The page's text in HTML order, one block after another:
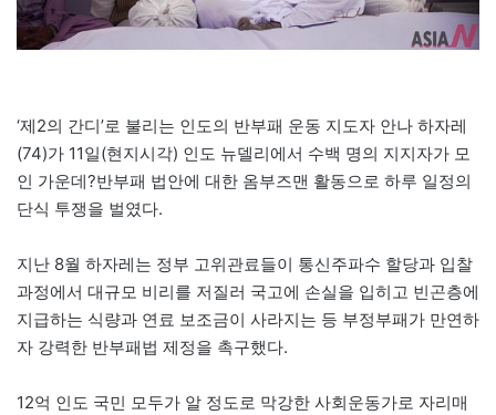
‘제2의 간디’로 불리는 인도의 반부패 운동 지도자 안나 하자레
(74)가 11일(현지시각) 인도 뉴델리에서 수백 명의 지지자가 모
인 가운데?반부패 법안에 대한 옴부즈맨 활동으로 하루 일정의
단식 투쟁을 벌였다.
지난 8월 하자레는 정부 고위관료들이 통신주파수 할당과 입찰
과정에서 대규모 비리를 저질러 국고에 손실을 입히고 빈곤층에
지급하는 식량과 연료 보조금이 사라지는 등 부정부패가 만연하
자 강력한 반부패법 제정을 촉구했다.
12억 인도 국민 모두가 알 정도로 막강한 사회운동가로 자리매